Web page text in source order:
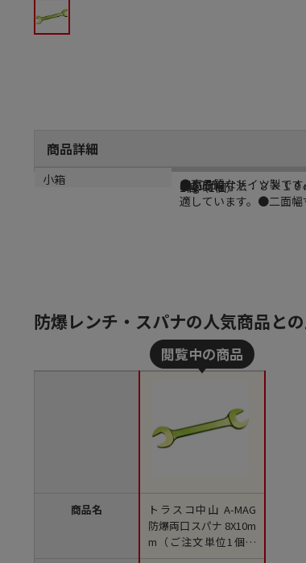
商品詳細
商品説明
●高品質なドイツ製で
適しています。●二面
メーカー品番
1150559
サイズ
●二面幅寸法：８×１
重量
60g
小箱
1個（1個）
防爆レンチ・スパナの人気商品と
商品名
トラスコ中山 A-MAG
防爆両口スパナ 8X10m
m（ご注文単位1個）
【直送品】